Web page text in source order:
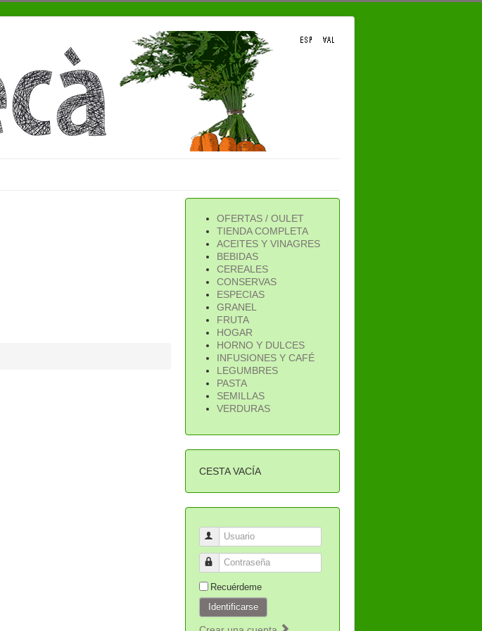
OFERTAS / OULET
TIENDA COMPLETA
ACEITES Y VINAGRES
BEBIDAS
CEREALES
CONSERVAS
ESPECIAS
GRANEL
FRUTA
HOGAR
HORNO Y DULCES
INFUSIONES Y CAFÉ
LEGUMBRES
PASTA
SEMILLAS
VERDURAS
CESTA VACÍA
Usuario
Contraseña
Recuérdeme
Identificarse